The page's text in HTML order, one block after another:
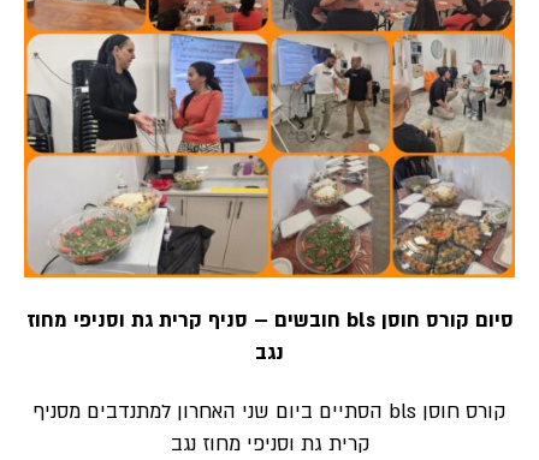
סיום קורס חוסן bls חובשים – סניף קרית גת וסניפי מחוז
נגב
קורס חוסן bls הסתיים ביום שני האחרון למתנדבים מסניף
קרית גת וסניפי מחוז נגב